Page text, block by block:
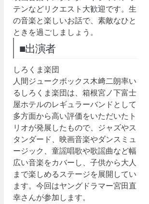
テンなどリクエスト大歓迎です。生
の音楽と楽しいお話で、素敵なひと
ときを過ごしましょう。
■出演者
しろくま楽団
人間ジュークボックス木﨑二朗率い
るしろくま楽団は、箱根宮ノ下富士
屋ホテルのレギュラーバンドとして
多方面から高い評価をいただいたト
リオが発展したもので、ジャズやス
タンダード、映画音楽やダンスミュ
ージック、童謡唱歌や歌謡曲など幅
広い音楽をカバーし、子供から大人
まで楽しめるステージを展開してい
ます。今回はヤングドラマー宮田直
幸さんが参加します。